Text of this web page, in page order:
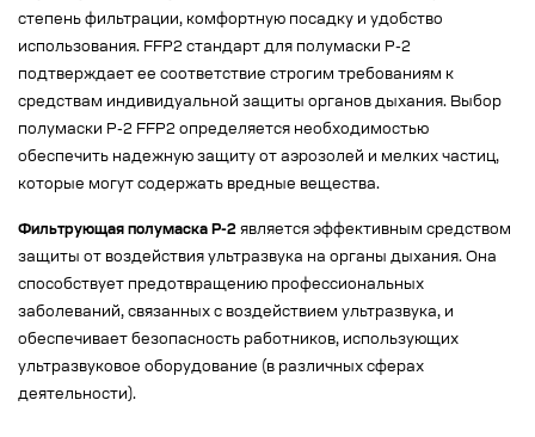
степень фильтрации, комфортную посадку и удобство
использования. FFP2 стандарт для полумаски Р-2
подтверждает ее соответствие строгим требованиям к
средствам индивидуальной защиты органов дыхания. Выбор
полумаски Р-2 FFP2 определяется необходимостью
обеспечить надежную защиту от аэрозолей и мелких частиц,
которые могут содержать вредные вещества.
Фильтрующая полумаска Р-2 является эффективным средством
защиты от воздействия ультразвука на органы дыхания. Она
способствует предотвращению профессиональных
заболеваний, связанных с воздействием ультразвука, и
обеспечивает безопасность работников, использующих
ультразвуковое оборудование (в различных сферах
деятельности).